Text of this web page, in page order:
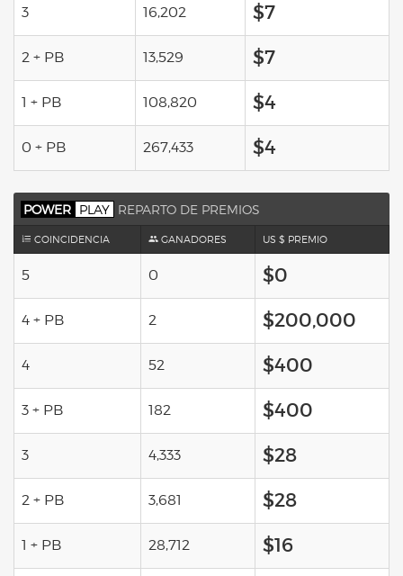
3 16,202 $7
2 + PB 13,529 $7
1 + PB 108,820 $4
0 + PB 267,433 $4
POWER PLAY REPARTO DE PREMIOS
COINCIDENCIA GANADORES US $ PREMIO
5 0 $0
4 + PB 2 $200,000
4 52 $400
3 + PB 182 $400
3 4,333 $28
2 + PB 3,681 $28
1 + PB 28,712 $16